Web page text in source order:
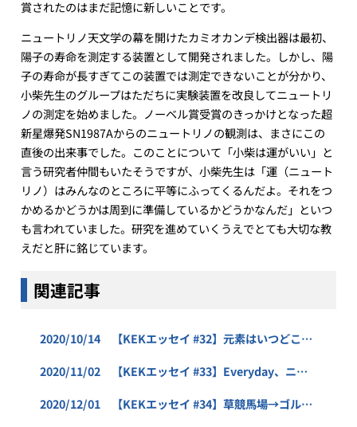
賞されたのはまだ記憶に新しいことです。
ニュートリノ天文学の幕を開けたカミオカンデ検出器は最初、
陽子の寿命を測定する装置として開発されました。しかし、陽
子の寿命が長すぎてこの装置では測定できないことが分かり、
小柴先生のグループはただちに実験装置を改良してニュートリ
ノの測定を始めました。ノーベル賞受賞のきっかけとなった超
新星爆発SN1987Aからのニュートリノの観測は、まさにこの
直後の出来事でした。このことについて「小柴は運がいい」と
言う研究者仲間もいたそうですが、小柴先生は「運（ニュート
リノ）はみんなのところに平等にふってくるんだよ。それをつ
かめるかどうかは周到に準備しているかどうかなんだ」といつ
も言われていました。研究を進めていくうえでとても大切な教
えだと肝に銘じています。
関連記事
2020/10/14 【KEKエッセイ #32】元素はいつどこで
2020/11/02 【KEKエッセイ #33】Everyday、ニオ
2020/12/01 【KEKエッセイ #34】草競馬場→ゴルフ